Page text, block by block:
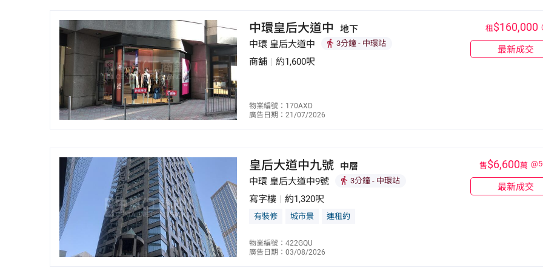
中環皇后大道中
地下
中環 皇后大道中
3分鐘 - 中環站
商舖 | 約1,600呎
物業編號：170AXD
廣告日期：21/07/2026
租 $160,000
最新成交
皇后大道中九號
中層
中環 皇后大道中9號
3分鐘 - 中環站
寫字樓 | 約1,320呎
有裝修 城市景 連租約
物業編號：422GQU
廣告日期：03/08/2026
售$6,600萬
最新成交